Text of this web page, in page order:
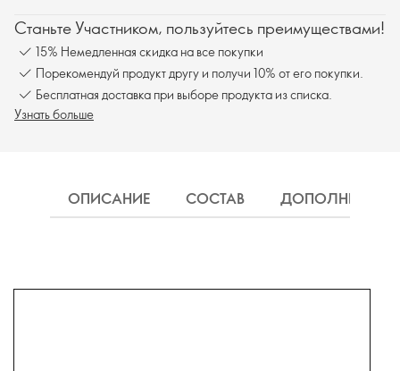
Станьте Участником, пользуйтесь преимуществами!
15% Немедленная скидка на все покупки
Порекомендуй продукт другу и получи 10% от его покупки.
Бесплатная доставка при выборе продукта из списка.
Узнать больше
ОПИСАНИЕ СОСТАВ